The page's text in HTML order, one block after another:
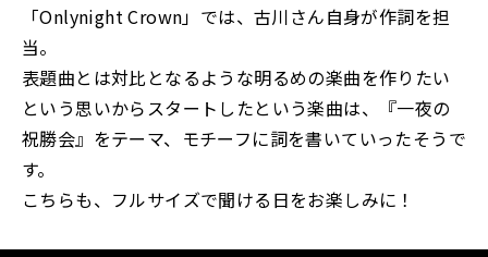
「Onlynight Crown」では、古川さん自身が作詞を担
当。
表題曲とは対比となるような明るめの楽曲を作りたい
という思いからスタートしたという楽曲は、『一夜の
祝勝会』をテーマ、モチーフに詞を書いていったそうで
す。
こちらも、フルサイズで聞ける日をお楽しみに！